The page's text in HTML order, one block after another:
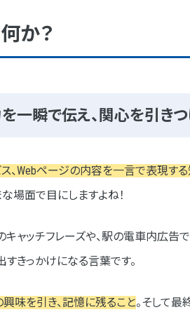
入れる
魅力”を訴求する
きるよう、具体的に伝える
か？
一瞬で伝え、関心を引き
、Webページの内容を一言で表現す
な場面で目にしますよね！
キャッチフレーズや、駅の電車内広告
すきっかけになる言葉です。
味を引き、記憶に残ること。そして最